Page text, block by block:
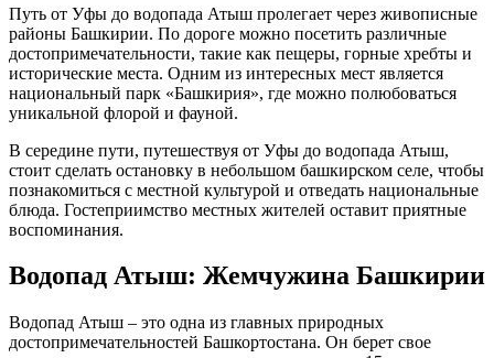
Путь от Уфы до водопада Атыш пролегает через живописные
районы Башкирии. По дороге можно посетить различные
достопримечательности, такие как пещеры, горные хребты и
исторические места. Одним из интересных мест является
национальный парк «Башкирия», где можно полюбоваться
уникальной флорой и фауной.
В середине пути, путешествуя от Уфы до водопада Атыш,
стоит сделать остановку в небольшом башкирском селе, чтобы
познакомиться с местной культурой и отведать национальные
блюда. Гостеприимство местных жителей оставит приятные
воспоминания.
Водопад Атыш: Жемчужина Башкирии
Водопад Атыш – это одна из главных природных
достопримечательностей Башкортостана. Он берет свое